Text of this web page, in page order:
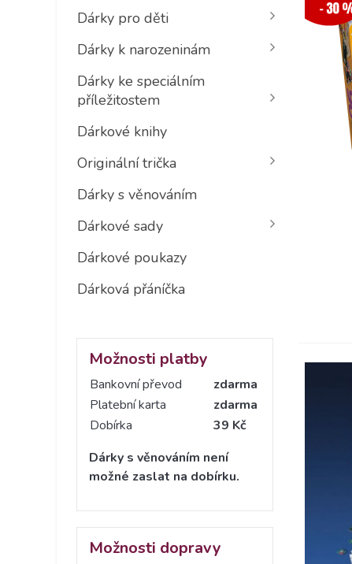
Dárky pro děti
Dárky k narozeninám
Dárky ke speciálním
příležitostem
Dárkové knihy
Originální trička
Dárky s věnováním
Dárkové sady
Dárkové poukazy
Dárková přáníčka
Možnosti platby
Bankovní převod
zdarma
Platební karta
zdarma
Dobírka
39 Kč
Dárky s věnováním není
možné zaslat na dobírku.
Možnosti dopravy